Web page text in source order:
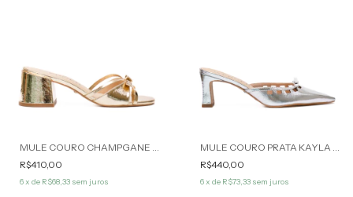
R$410,00
6x de R$68,33 sem juros
R$440,00
6x de R$73,33 sem juros